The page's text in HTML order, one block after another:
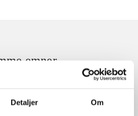
Detaljer Om
emner